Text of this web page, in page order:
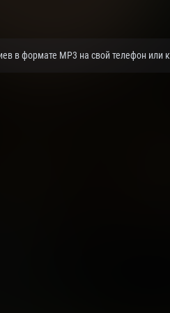
в формате MP3 на свой телефон